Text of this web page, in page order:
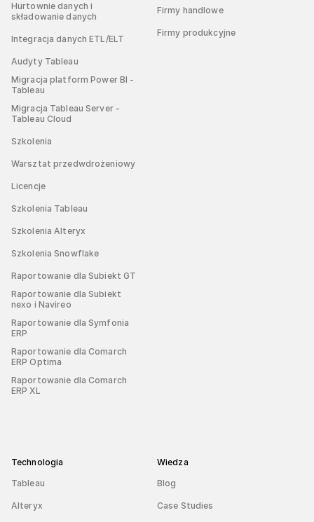
Hurtownie danych i
składowanie danych
Integracja danych ETL/ELT
Audyty Tableau
Migracja platform Power BI -
Tableau
Migracja Tableau Server -
Tableau Cloud
Szkolenia
Warsztat przedwdrożeniowy
Licencje
Szkolenia Tableau
Szkolenia Alteryx
Szkolenia Snowflake
Raportowanie dla Subiekt GT
Raportowanie dla Subiekt
nexo i Navireo
Raportowanie dla Symfonia
ERP
Raportowanie dla Comarch
ERP Optima
Raportowanie dla Comarch
ERP XL
Firmy handlowe
Firmy produkcyjne
Technologia
Tableau
Alteryx
Wiedza
Blog
Case Studies